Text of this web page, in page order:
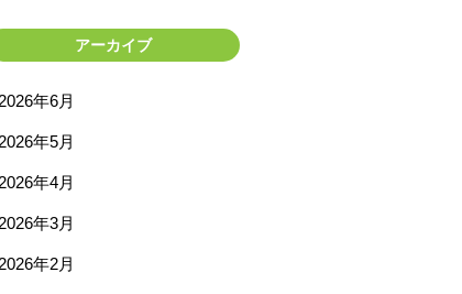
アーカイブ
2026年6月
2026年5月
2026年4月
2026年3月
2026年2月